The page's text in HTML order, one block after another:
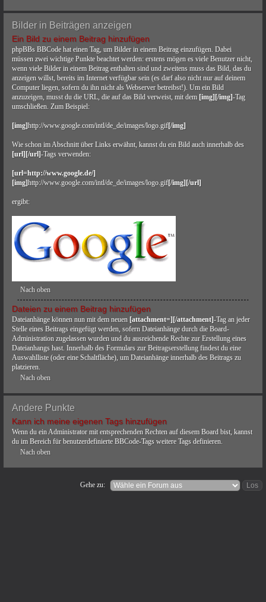
Bilder in Beiträgen anzeigen
Ein Bild zu einem Beitrag hinzufügen
phpBBs BBCode hat einen Tag, um Bilder in einem Beitrag einzufügen. Dabei
müssen zwei wichtige Punkte beachtet werden: erstens mögen es viele Benutzer nicht,
wenn viele Bilder in einem Beitrag enthalten sind und zweitens muss das Bild, das du
anzeigen willst, bereits im Internet verfügbar sein (es darf also nicht nur auf deinem
Computer liegen, sofern du ihn nicht als Webserver betreibst!). Um ein Bild
anzuzeigen, musst du die URL, die auf das Bild verweist, mit dem [img][/img]-Tag
umschließen. Zum Beispiel:
[img]http://www.google.com/intl/de_de/images/logo.gif[/img]
Wie schon im Abschnitt über Links erwähnt, kannst du ein Bild auch innerhalb des
[url][/url]-Tags verwenden:
[url=http://www.google.de/]
[img]http://www.google.com/intl/de_de/images/logo.gif[/img][/url]
ergibt:
Nach oben
Dateien zu einem Beitrag hinzufügen
Dateianhänge können nun mit dem neuen [attachment=][/attachment]-Tag an jeder
Stelle eines Beitrags eingefügt werden, sofern Dateianhänge durch die Board-
Administration zugelassen wurden und du ausreichende Rechte zur Erstellung eines
Dateianhangs hast. Innerhalb des Formulars zur Beitragserstellung findest du eine
Auswahlliste (oder eine Schaltfläche), um Dateianhänge innerhalb des Beitrags zu
platzieren.
Nach oben
Andere Punkte
Kann ich meine eigenen Tags hinzufügen
Wenn du ein Administrator mit entsprechenden Rechten auf diesem Board bist, kannst
du im Bereich für benutzerdefinierte BBCode-Tags weitere Tags definieren.
Nach oben
Gehe zu: